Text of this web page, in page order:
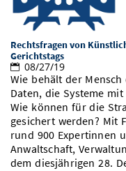
Rechtsfragen von
Gerichtstags
08/27/19
Wie behält der
Daten, die Systeme
Wie können für die
gesichert werden? Mit
rund 900 Expertinnen
Anwaltschaft,
dem diesjährigen 28.